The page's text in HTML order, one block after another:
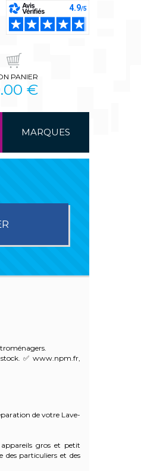
PANIER
€
MARQUES
✅ www.npm.fr,
de votre Lave-
gros et petit
des particuliers et des